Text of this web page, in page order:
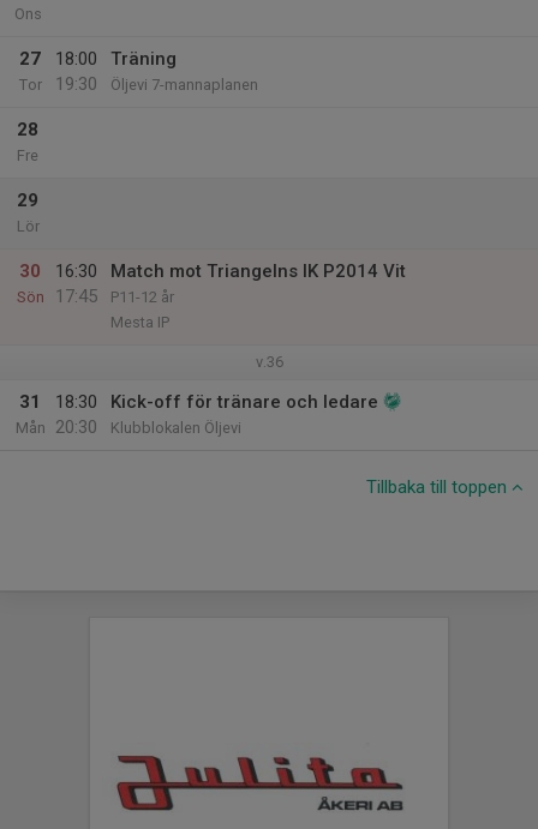
Ons
27
Tor
18:00
19:30
Träning
Öljevi 7-mannaplanen
28
Fre
29
Lör
30
Sön
16:30
17:45
Match mot Triangelns IK P2014 Vit
P11-12 år
Mesta IP
v.36
31
Mån
18:30
20:30
Kick-off för tränare och ledare
Klubblokalen Öljevi
Tillbaka till toppen